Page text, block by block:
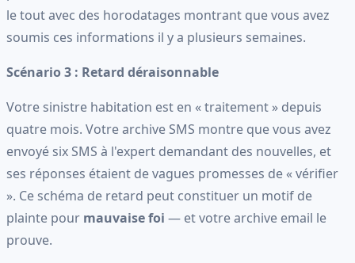
le tout avec des horodatages montrant que vous avez
soumis ces informations il y a plusieurs semaines.
Scénario 3 : Retard déraisonnable
Votre sinistre habitation est en « traitement » depuis
quatre mois. Votre archive SMS montre que vous avez
envoyé six SMS à l'expert demandant des nouvelles, et
ses réponses étaient de vagues promesses de « vérifier
». Ce schéma de retard peut constituer un motif de
plainte pour mauvaise foi — et votre archive email le
prouve.